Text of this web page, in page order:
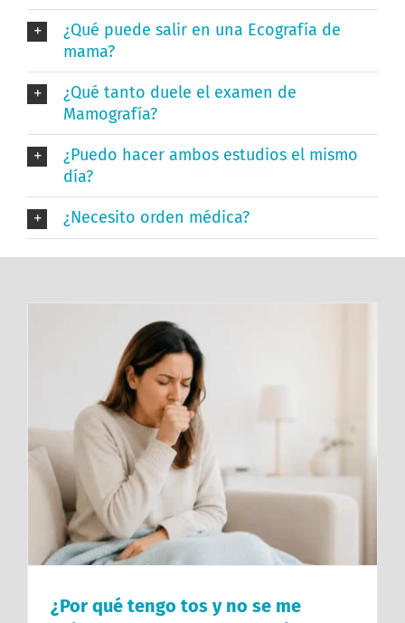
¿Qué puede salir en una Ecografía de
mama?
¿Qué tanto duele el examen de
Mamografía?
¿Puedo hacer ambos estudios el mismo
día?
¿Necesito orden médica?
¿Por qué tengo tos y no se me